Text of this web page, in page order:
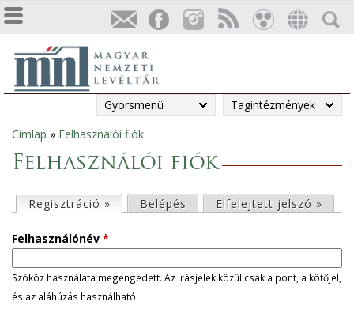
Gyorsmenü Tagintézmények
Jelenlegi
hely
Címlap » Felhasználói fiók
Felhasználói fiók
l
s
ő
Regisztráció » (aktív fül)
Belépés Elfelejtett jelszó »
Felhasználónév *
Szóköz használata megengedett. Az írásjelek közül csak a pont, a kötőjel,
és az aláhúzás használható.